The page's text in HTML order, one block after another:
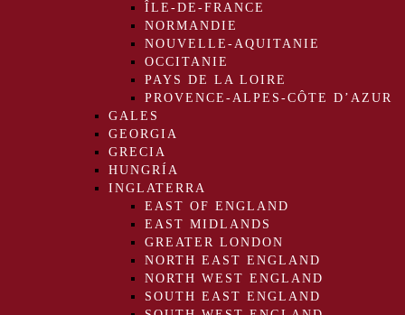
ÎLE-DE-FRANCE
NORMANDIE
NOUVELLE-AQUITANIE
OCCITANIE
PAYS DE LA LOIRE
PROVENCE-ALPES-CÔTE D’AZUR
GALES
GEORGIA
GRECIA
HUNGRÍA
INGLATERRA
EAST OF ENGLAND
EAST MIDLANDS
GREATER LONDON
NORTH EAST ENGLAND
NORTH WEST ENGLAND
SOUTH EAST ENGLAND